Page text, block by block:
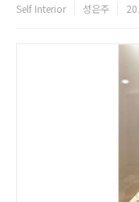
자 디자인 작업실이다. 귀여
Self Interior 성은주